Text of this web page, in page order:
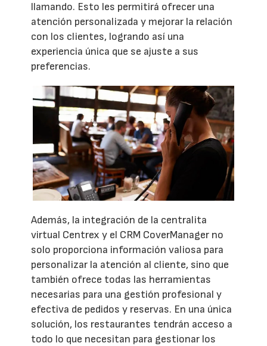
llamando. Esto les permitirá ofrecer una
atención personalizada y mejorar la relación
con los clientes, logrando así una
experiencia única que se ajuste a sus
preferencias.
Además, la integración de la centralita
virtual Centrex y el CRM CoverManager no
solo proporciona información valiosa para
personalizar la atención al cliente, sino que
también ofrece todas las herramientas
necesarias para una gestión profesional y
efectiva de pedidos y reservas. En una única
solución, los restaurantes tendrán acceso a
todo lo que necesitan para gestionar los